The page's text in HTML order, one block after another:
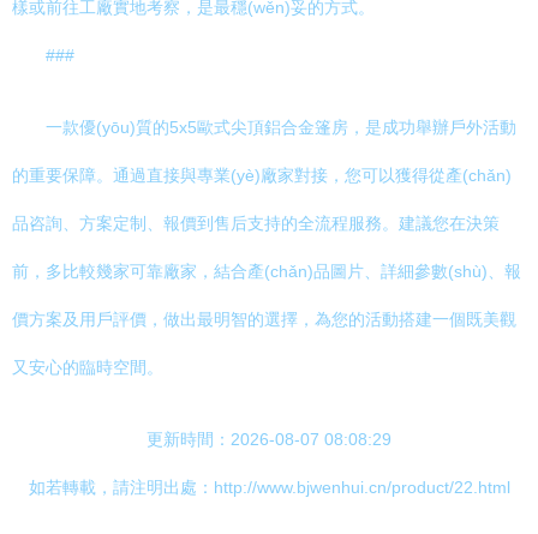
樣或前往工廠實地考察，是最穩(wěn)妥的方式。
###
一款優(yōu)質的5x5歐式尖頂鋁合金篷房，是成功舉辦戶外活動
的重要保障。通過直接與專業(yè)廠家對接，您可以獲得從產(chǎn)
品咨詢、方案定制、報價到售后支持的全流程服務。建議您在決策
前，多比較幾家可靠廠家，結合產(chǎn)品圖片、詳細參數(shù)、報
價方案及用戶評價，做出最明智的選擇，為您的活動搭建一個既美觀
又安心的臨時空間。
更新時間：2026-08-07 08:08:29
如若轉載，請注明出處：http://www.bjwenhui.cn/product/22.html